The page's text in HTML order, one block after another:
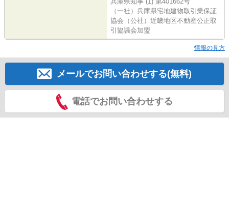
（一社）兵庫県宅地建物取引業保証
協会（公社）近畿地区不動産公正取
引協議会加盟
情報の見方
メールでお問い合わせする(無料)
電話でお問い合わせする